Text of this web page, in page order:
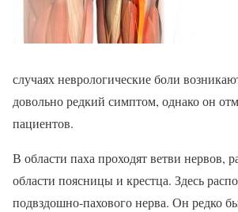
случаях неврологические боли
довольно редкий симптом, однако он
пациентов.
В области паха проходят ветви нервов,
области поясницы и крестца. Здесь
подвздошно-пахового нерва. Он редко